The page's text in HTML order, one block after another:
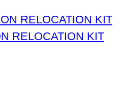
RELOCATION KIT